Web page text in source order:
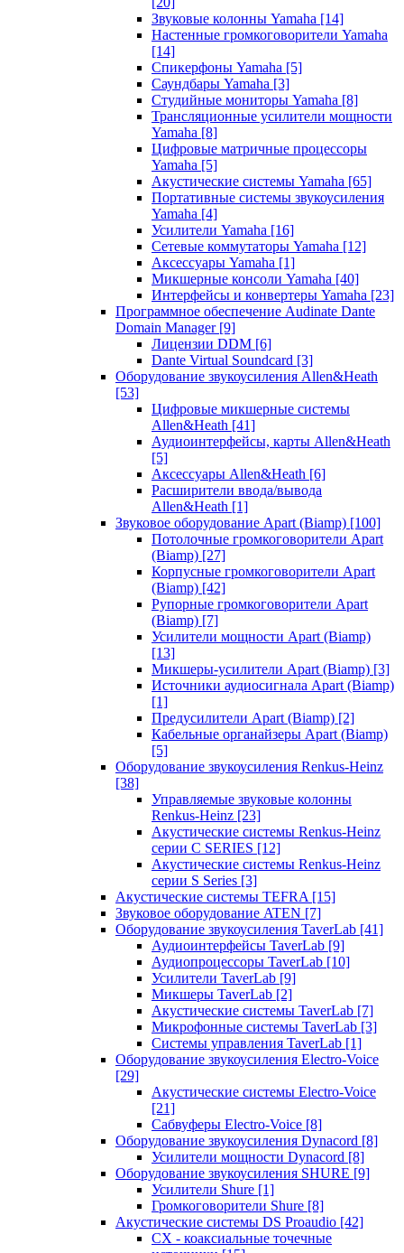
Звуковые колонны Yamaha [14]
Настенные громкоговорители Yamaha
[14]
Спикерфоны Yamaha [5]
Саундбары Yamaha [3]
Студийные мониторы Yamaha [8]
Трансляционные усилители мощности
Yamaha [8]
Цифровые матричные процессоры
Yamaha [5]
Акустические системы Yamaha [65]
Портативные системы звукоусиления
Yamaha [4]
Усилители Yamaha [16]
Сетевые коммутаторы Yamaha [12]
Аксессуары Yamaha [1]
Микшерные консоли Yamaha [40]
Интерфейсы и конвертеры Yamaha [23]
Программное обеспечение Audinate Dante
Domain Manager [9]
Лицензии DDM [6]
Dante Virtual Soundcard [3]
Оборудование звукоусиления Allen&Heath
[53]
Цифровые микшерные системы
Allen&Heath [41]
Аудиоинтерфейсы, карты Allen&Heath
[5]
Аксессуары Allen&Heath [6]
Расширители ввода/вывода
Allen&Heath [1]
Звуковое оборудование Apart (Biamp) [100]
Потолочные громкоговорители Apart
(Biamp) [27]
Корпусные громкоговорители Apart
(Biamp) [42]
Рупорные громкоговорители Apart
(Biamp) [7]
Усилители мощности Apart (Biamp)
[13]
Микшеры-усилители Apart (Biamp) [3]
Источники аудиосигнала Apart (Biamp)
[1]
Предусилители Apart (Biamp) [2]
Кабельные органайзеры Apart (Biamp)
[5]
Оборудование звукоусиления Renkus-Heinz
[38]
Управляемые звуковые колонны
Renkus-Heinz [23]
Акустические системы Renkus-Heinz
серии C SERIES [12]
Акустические системы Renkus-Heinz
серии S Series [3]
Акустические системы TEFRA [15]
Звуковое оборудование ATEN [7]
Оборудование звукоусиления TaverLab [41]
Аудиоинтерфейсы TaverLab [9]
Аудиопроцессоры TaverLab [10]
Усилители TaverLab [9]
Микшеры TaverLab [2]
Акустические системы TaverLab [7]
Микрофонные системы TaverLab [3]
Системы управления TaverLab [1]
Оборудование звукоусиления Electro-Voice
[29]
Акустические системы Electro-Voice
[21]
Сабвуферы Electro-Voice [8]
Оборудование звукоусиления Dynacord [8]
Усилители мощности Dynacord [8]
Оборудование звукоусиления SHURE [9]
Усилители Shure [1]
Громкоговорители Shure [8]
Акустические системы DS Proaudio [42]
CX - коаксиальные точечные